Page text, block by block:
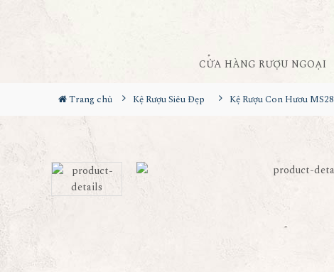
CỬA HÀNG RƯỢU NGOẠI
Trang chủ Kệ Rượu Siêu Đẹp Kệ Rượu Con Hươu MS28